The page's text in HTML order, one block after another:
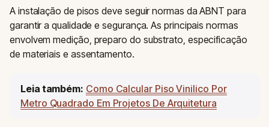
A instalação de pisos deve seguir normas da ABNT para
garantir a qualidade e segurança. As principais normas
envolvem medição, preparo do substrato, especificação
de materiais e assentamento.
Leia também: Como Calcular Piso Vinilico Por
Metro Quadrado Em Projetos De Arquitetura